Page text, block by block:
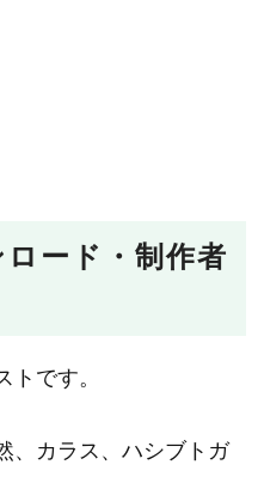
ード・制作者
トです。
、カラス、ハシブトガ